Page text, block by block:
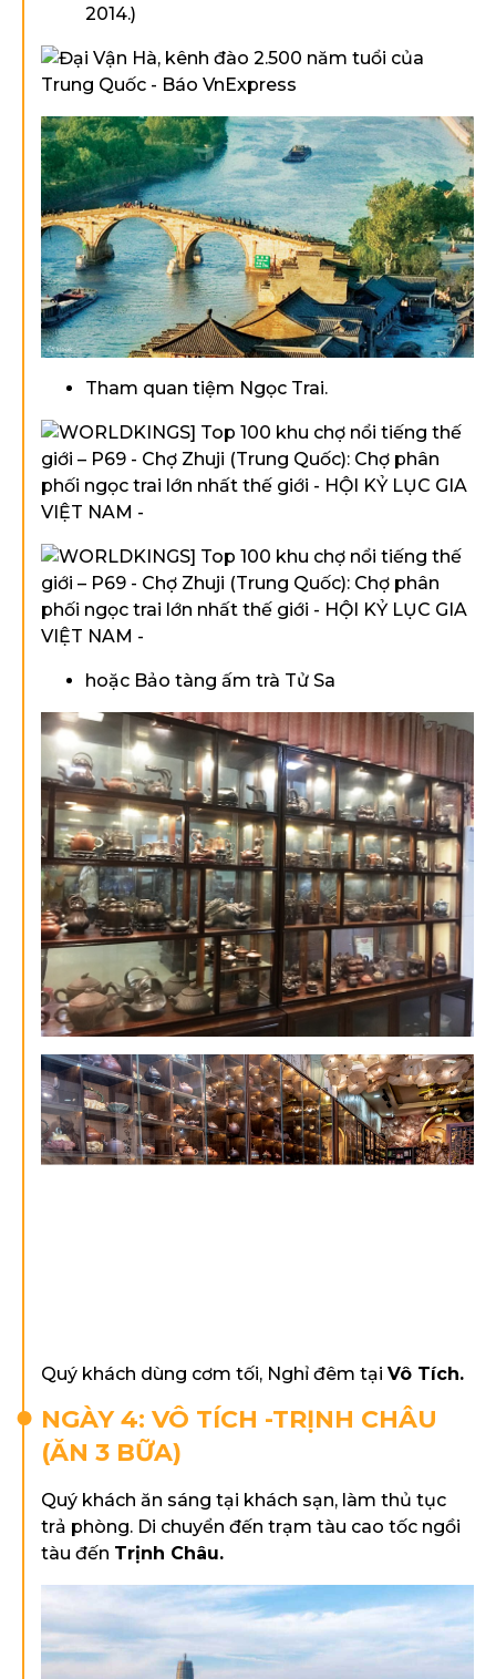
2014.)
Tham quan tiệm Ngọc Trai.
hoặc Bảo tàng ấm trà Tử Sa
Quý khách dùng cơm tối, Nghỉ đêm tại Vô Tích.
NGÀY 4: VÔ TÍCH -TRỊNH CHÂU
(ĂN 3 BỮA)
Quý khách ăn sáng tại khách sạn, làm thủ tục
trả phòng. Di chuyển đến trạm tàu cao tốc ngồi
tàu đến Trịnh Châu.